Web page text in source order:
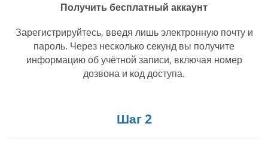
Получить бесплатный аккаунт
Зарегистрируйтесь, введя лишь электронную почту и
пароль. Через несколько секунд вы получите
информацию об учётной записи, включая номер
дозвона и код доступа.
Шаг 2